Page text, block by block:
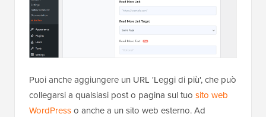
Puoi anche aggiungere un URL 'Leggi di più', che può
collegarsi a qualsiasi post o pagina sul tuo sito web
WordPresso anche a un sito web esterno. Ad